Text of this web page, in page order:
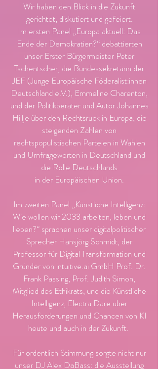
Wir haben den Blick in die Zukunft
gerichtet, diskutiert und gefeiert.
Im ersten Panel „Europa aktuell: Das
Ende der Demokratien?“ debattierten
unser Erster Bürgermeister Peter
Tschentscher, die Bundessekretärin der
JEF (Junge Europäische Föderalist:innen
Deutschland e.V.), Emmeline Charenton,
und der Politikberater und Autor Johannes
Hillje über den Rechtsruck in Europa, die
steigenden Zahlen von
rechtspopulistischen Parteien in Wahlen
und Umfragewerten in Deutschland und
die Rolle Deutschlands
in der Europäischen Union.
Im zweiten Panel „Künstliche Intelligenz:
Wie wollen wir 2033 arbeiten, leben und
lieben?“ sprachen unser digitalpolitischer
Sprecher Hansjörg Schmidt, der
Professor für Digital Transformation und
Gründer von intuitive.ai GmbH Prof. Dr.
Frank Passing, Prof. Judith Simon,
Mitglied des Ethikrats, und die Künstliche
Intelligenz, Electra Dare über
Herausforderungen und Chancen von KI
heute und auch in der Zukunft.
Für ordentlich Stimmung sorgte nicht nur
unser DJ Alex DaBass: die Ausstellung